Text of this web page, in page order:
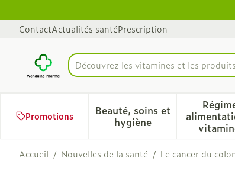
ContactActualités santéPrescription
Rechercher
Découvrez les vitamines et les produits
Promotions
Beauté, soins et
hygièneAfficher le sous-
Accueil / Nouvelles de la santé / Le cancer du